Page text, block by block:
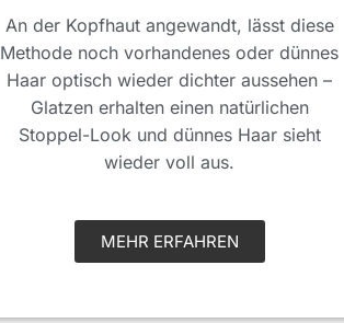
An der Kopfhaut angewandt, lässt diese
Methode noch vorhandenes oder dünnes
Haar optisch wieder dichter aussehen –
Glatzen erhalten einen natürlichen
Stoppel-Look und dünnes Haar sieht
wieder voll aus.
MEHR ERFAHREN